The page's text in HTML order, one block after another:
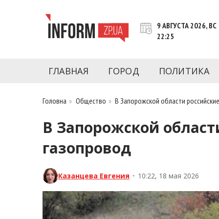
INFORM.ZP.UA – это информационный
последние новости Запорожья и
9 АВГУСТА 2026, ВС
22:25
ГЛАВНАЯ ГОРОД ПОЛИТИКА
Головна » Общество »В Запорожской области
В Запорожской
газопровод
Казанцева Евгения • 10:22, 18 мая 2026